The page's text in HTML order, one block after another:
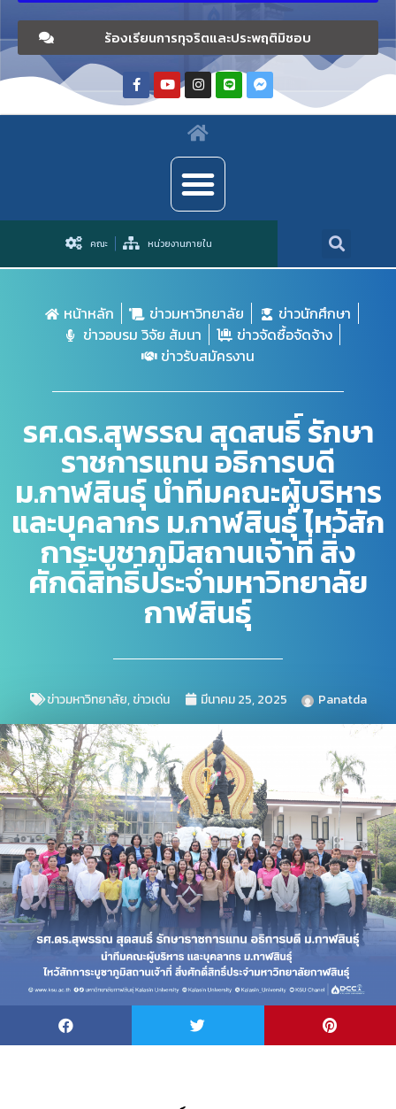
ร้องเรียนการทุจริตและประพฤติมิชอบ
คณะ หน่วยงานภายใน
หน้าหลัก ข่าวมหาวิทยาลัย
ข่าวนักศึกษา
ข่าวอบรม วิจัย สัมนา
ข่าวจัดซื้อจัดจ้าง
ข่าวรับสมัครงาน
รศ.ดร.สุพรรณ สุดสนธิ์ รักษา
ราชการแทน อธิการบดี
ม.กาฬสินธุ์ นำทีมคณะผู้บริหาร
และบุคลากร ม.กาฬสินธุ์ ไหว้สัก
การะบูชาภูมิสถานเจ้าที่ สิ่ง
ศักดิ์สิทธิ์ประจำมหาวิทยาลัย
กาฬสินธุ์
ข่าวมหาวิทยาลัย,ข่าวเด่น มีนาคม 25, 2025 Panatda